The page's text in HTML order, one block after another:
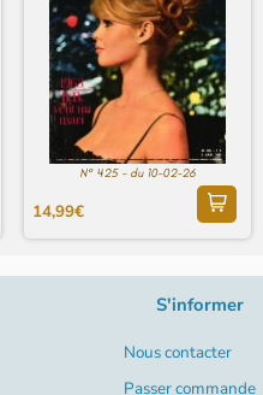
N° 425 - du 10-02-26
14,99€
S'informer
Nous contacter
Passer commande